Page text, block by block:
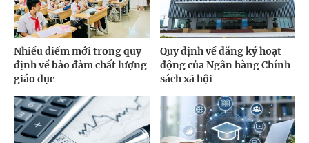
Nhiều điểm mới trong quy
định về bảo đảm chất lượng
giáo dục
Quy định về đăng ký hoạt
động của Ngân hàng Chính
sách xã hội